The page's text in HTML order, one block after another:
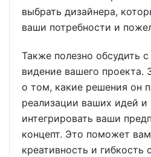
выбрать дизайнера,
ваши потребности и
Также полезно обсудить
видение вашего проекта.
о том, какие решения он
реализации ваших идей и
интегрировать ваши
концепт. Это поможет
креативность и гибкость